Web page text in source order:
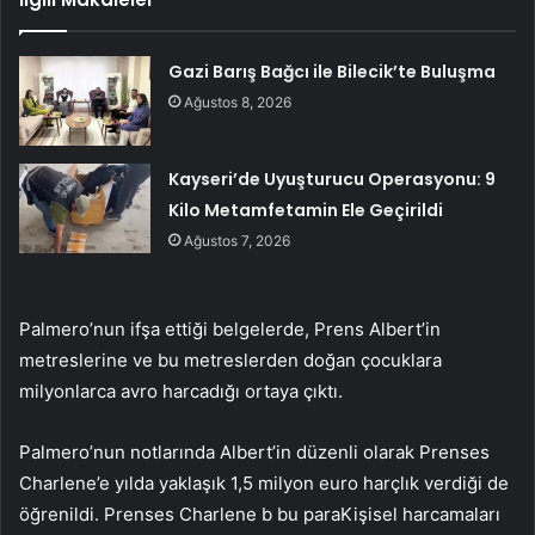
Gazi Barış Bağcı ile Bilecik’te Buluşma
Ağustos 8, 2026
Kayseri’de Uyuşturucu Operasyonu: 9
Kilo Metamfetamin Ele Geçirildi
Ağustos 7, 2026
Palmero’nun ifşa ettiği belgelerde, Prens Albert’in
metreslerine ve bu metreslerden doğan çocuklara
milyonlarca avro harcadığı ortaya çıktı.
Palmero’nun notlarında Albert’in düzenli olarak Prenses
Charlene’e yılda yaklaşık 1,5 milyon euro harçlık verdiği de
öğrenildi. Prenses Charlene b bu paraKişisel harcamaları